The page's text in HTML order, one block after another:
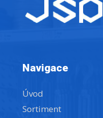
Navigace
Úvod
Sortiment